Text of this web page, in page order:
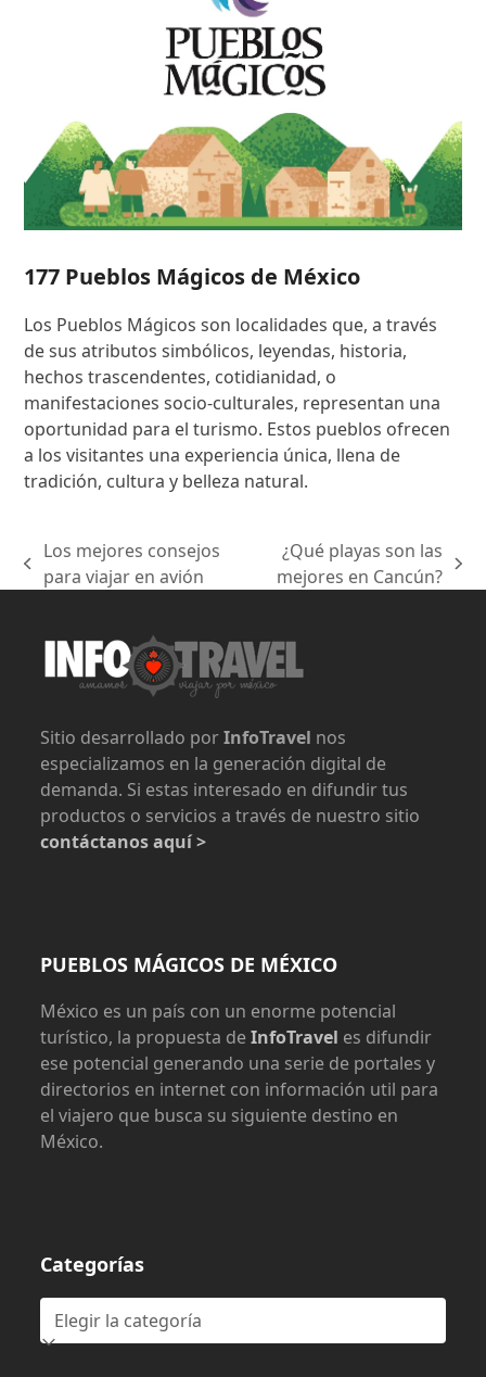
177 Pueblos Mágicos de México
Los Pueblos Mágicos son localidades que, a través
de sus atributos simbólicos, leyendas, historia,
hechos trascendentes, cotidianidad, o
manifestaciones socio-culturales, representan una
oportunidad para el turismo. Estos pueblos ofrecen
a los visitantes una experiencia única, llena de
tradición, cultura y belleza natural.
previous
Los mejores consejos
para viajar en avión
next
¿Qué playas son las
mejores en Cancún?
Sitio desarrollado porInfoTravel nos
especializamos en la generación digital de
demanda. Si estas interesado en difundir tus
productos o servicios a través de nuestro sitio
contáctanos aquí >
PUEBLOS MÁGICOS DE MÉXICO
México es un país con un enorme potencial
turístico, la propuesta deInfoTravel es difundir
ese potencial generando una serie de portales y
directorios en internet con información util para
el viajero que busca su siguiente destino en
México.
Categorías
Categorías